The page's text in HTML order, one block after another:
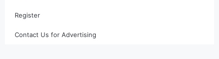
Register
Contact Us for Advertising